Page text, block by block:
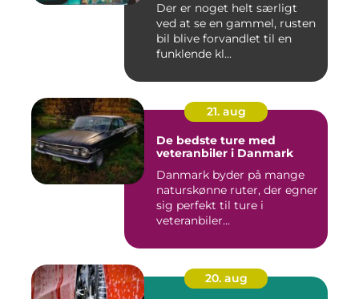
Der er noget helt særligt
ved at se en gammel, rusten
bil blive forvandlet til en
funklende kl...
21. aug
De bedste ture med
veteranbiler i Danmark
Danmark byder på mange
naturskønne ruter, der egner
sig perfekt til ture i
veteranbiler...
20. aug